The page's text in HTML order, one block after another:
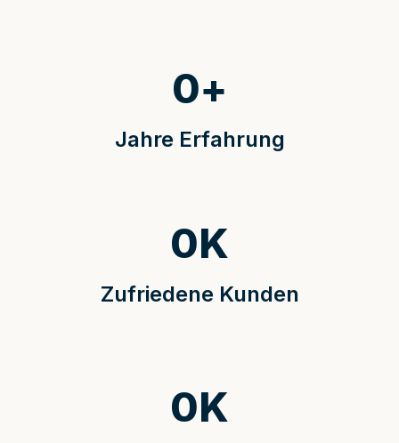
Jahre Erfahrung
0+
Zufriedene Kunden
0K
0K